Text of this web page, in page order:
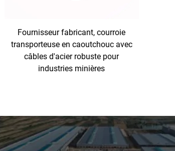
Fournisseur fabricant, courroie
transporteuse en caoutchouc avec
câbles d'acier robuste pour
industries minières